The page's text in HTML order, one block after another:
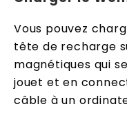
Vous pouvez
tête de recharge
magnétiques qui
jouet et en
câble à un